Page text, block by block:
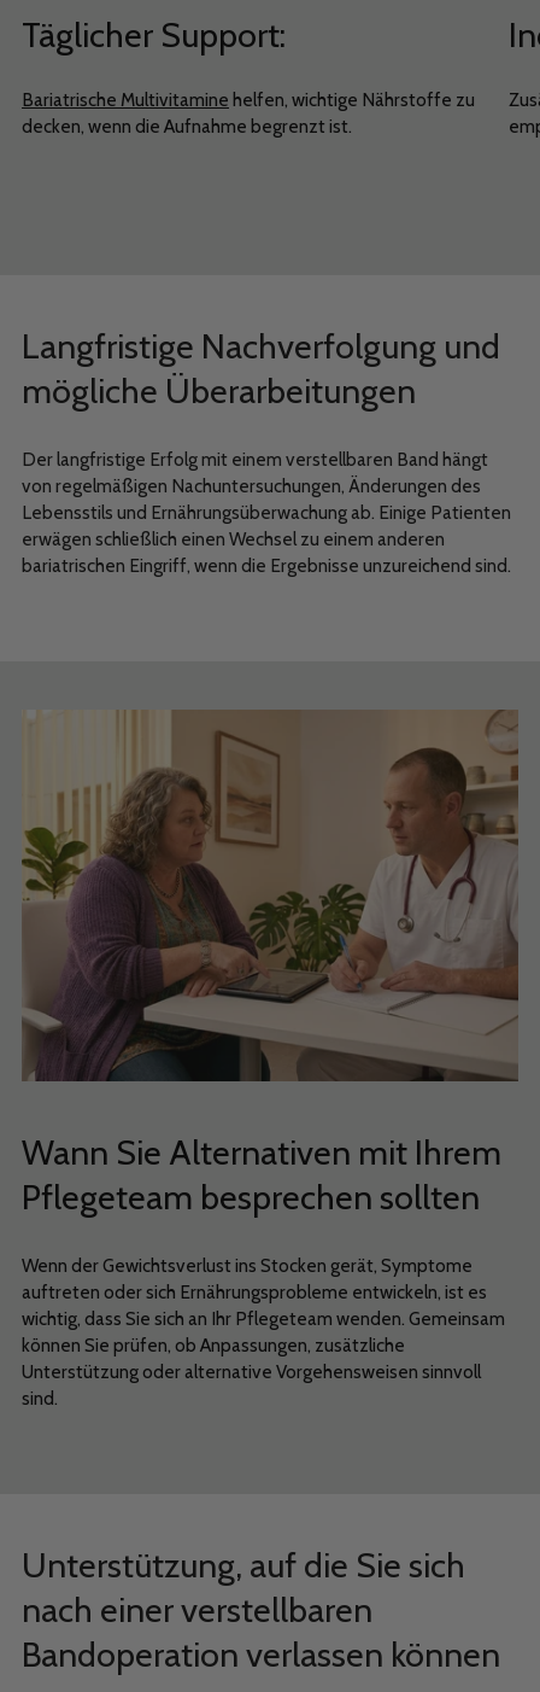
Täglicher Support:
Bariatrische Multivitamine helfen, wichtige Nährstoffe zu
decken, wenn die Aufnahme begrenzt ist.
Langfristige Nachverfolgung und
mögliche Überarbeitungen
Der langfristige Erfolg mit einem verstellbaren Band hängt
von regelmäßigen Nachuntersuchungen, Änderungen des
Lebensstils und Ernährungsüberwachung ab. Einige Patienten
erwägen schließlich einen Wechsel zu einem anderen
bariatrischen Eingriff, wenn die Ergebnisse unzureichend sind.
Wann Sie Alternativen mit Ihrem
Pflegeteam besprechen sollten
Wenn der Gewichtsverlust ins Stocken gerät, Symptome
auftreten oder sich Ernährungsprobleme entwickeln, ist es
wichtig, dass Sie sich an Ihr Pflegeteam wenden. Gemeinsam
können Sie prüfen, ob Anpassungen, zusätzliche
Unterstützung oder alternative Vorgehensweisen sinnvoll
sind.
Unterstützung, auf die Sie sich
nach einer verstellbaren
Bandoperation verlassen können